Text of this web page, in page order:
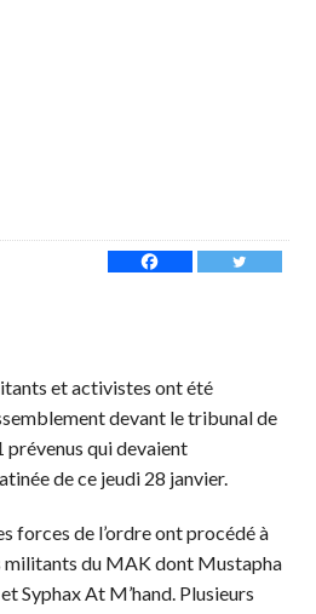
et activistes ont été
devant le tribunal de
prévenus qui devaient
de ce jeudi 28 janvier.
forces de l’ordre ont procédé à
militants du MAK dont Mustapha
Syphax At M’hand. Plusieurs